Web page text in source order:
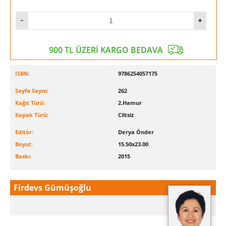
900 TL ÜZERİ KARGO BEDAVA
ISBN: 9786254057175
Sayfa Sayısı:
262
Kağıt Türü:
2.Hamur
Kapak Türü:
Ciltsiz
Editör:
Derya Önder
Boyut:
15.50x23.00
Baskı:
2015
Firdevs Gümüşoğlu